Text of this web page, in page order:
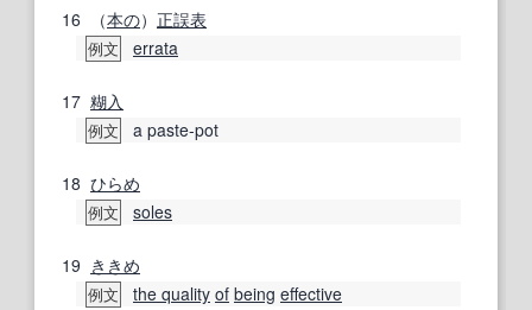
16 （本の） 正誤表
例文 errata
17 糊入
例文 a paste-pot
18 ひらめ
例文 soles
19 ききめ
例文 the quality of being effective